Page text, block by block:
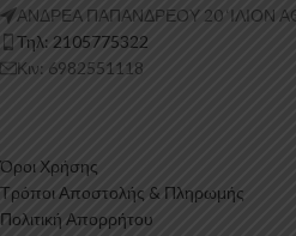
ΑΝΔΡΕΑ ΠΑΠΑΝΔΡΕΟΥ 20 ‘ΙΛΙΟΝ
Τηλ: 2105775322
Κιν: 6982551118
Όροι Χρήσης
Τρόποι Αποστολής & Πληρωμής
Πολιτική Απορρήτου